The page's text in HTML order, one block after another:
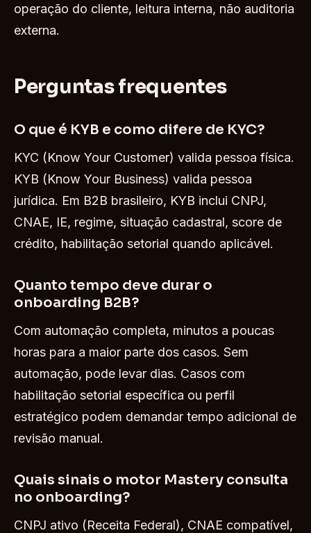
operação do cliente, leitura interna, não auditoria
externa.
Perguntas frequentes
O que é KYB e como difere de KYC?
KYC (Know Your Customer) valida pessoa física.
KYB (Know Your Business) valida pessoa
jurídica. Em B2B brasileiro, KYB inclui CNPJ,
CNAE, IE, regime, situação cadastral, score de
crédito, habilitação setorial quando aplicável.
Quanto tempo deve durar o
onboarding B2B?
Com automação completa, minutos a poucas
horas para a maior parte dos casos. Sem
automação, pode levar dias. Casos com
habilitação setorial específica ou perfil
estratégico podem demandar tempo adicional de
revisão manual.
Quais sinais o motor Mastery consulta
no onboarding?
CNPJ ativo (Receita Federal), CNAE compatível,